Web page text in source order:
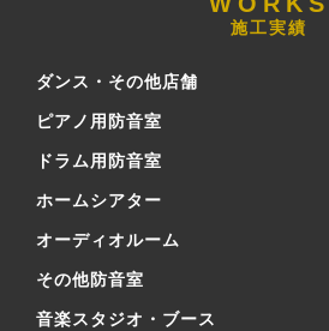
施工実績
ダンス・その他店舗
ピアノ用防音室
ドラム用防音室
ホームシアター
オーディオルーム
その他防音室
音楽スタジオ・ブース